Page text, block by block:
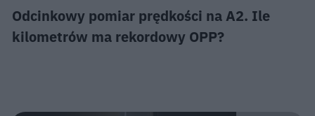
Odcinkowy pomiar prędkości na A2. Ile
kilometrów ma rekordowy OPP?